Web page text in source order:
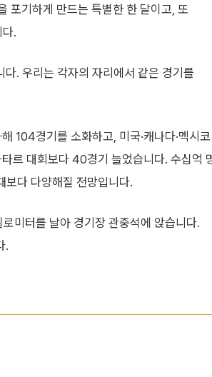
포기하게 만드는 특별한 한 달이고, 또
.
. 우리는 각자의 자리에서 같은 경기를
104경기를 소화하고, 미국·캐나다·멕시코
르 대회보다 40경기 늘었습니다. 수십억
보다 다양해질 전망입니다.
미터를 날아 경기장 관중석에 앉습니다.
.